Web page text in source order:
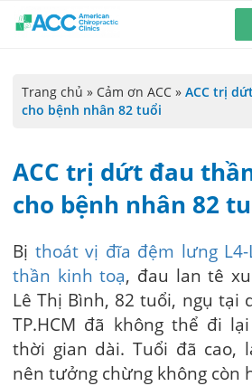
Trang chủ » Cảm ơn ACC » ACC trị
cho bệnh nhân 82 tuổi
ACC trị dứt đau
cho bệnh nhân 82
Bị thoát vị đĩa đệm lưng L4-
thần kinh toạ, đau lan tê
Lê Thị Bình, 82 tuổi, ngụ tại
TP.HCM đã không thể đi
thời gian dài. Tuổi đã cao,
nên tưởng chừng không còn